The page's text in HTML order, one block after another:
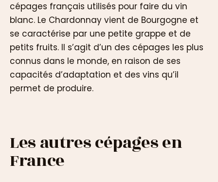
cépages français utilisés pour faire du vin
blanc. Le Chardonnay vient de Bourgogne et
se caractérise par une petite grappe et de
petits fruits. Il s’agit d’un des cépages les plus
connus dans le monde, en raison de ses
capacités d’adaptation et des vins qu’il
permet de produire.
Les autres cépages en
France